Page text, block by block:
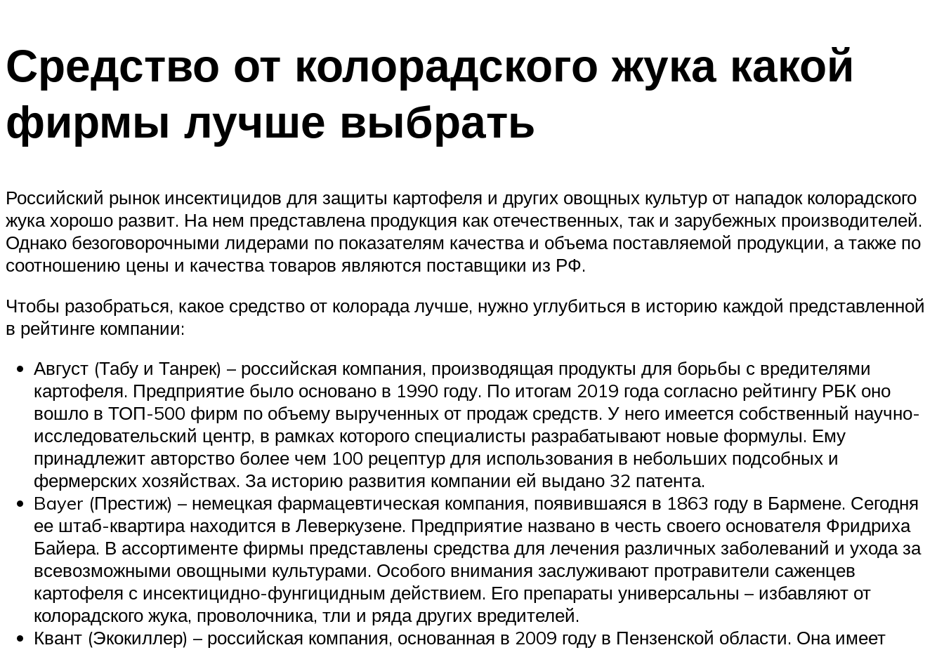
Средство от колорадского жука какой
фирмы лучше выбрать
Российский рынок инсектицидов для защиты картофеля и других овощных культур от нападок колорадского
жука хорошо развит. На нем представлена продукция как отечественных, так и зарубежных производителей.
Однако безоговорочными лидерами по показателям качества и объема поставляемой продукции, а также по
соотношению цены и качества товаров являются поставщики из РФ.
Чтобы разобраться, какое средство от колорада лучше, нужно углубиться в историю каждой представленной
в рейтинге компании:
Август (Табу и Танрек) – российская компания, производящая продукты для борьбы с вредителями
картофеля. Предприятие было основано в 1990 году. По итогам 2019 года согласно рейтингу РБК оно
вошло в ТОП-500 фирм по объему вырученных от продаж средств. У него имеется собственный научно-
исследовательский центр, в рамках которого специалисты разрабатывают новые формулы. Ему
принадлежит авторство более чем 100 рецептур для использования в небольших подсобных и
фермерских хозяйствах. За историю развития компании ей выдано 32 патента.
Bayer (Престиж) – немецкая фармацевтическая компания, появившаяся в 1863 году в Бармене. Сегодня
ее штаб-квартира находится в Леверкузене. Предприятие названо в честь своего основателя Фридриха
Байера. В ассортименте фирмы представлены средства для лечения различных заболеваний и ухода за
всевозможными овощными культурами. Особого внимания заслуживают протравители саженцев
картофеля с инсектицидно-фунгицидным действием. Его препараты универсальны – избавляют от
колорадского жука, проволочника, тли и ряда других вредителей.
Квант (Экокиллер) – российская компания, основанная в 2009 году в Пензенской области. Она имеет